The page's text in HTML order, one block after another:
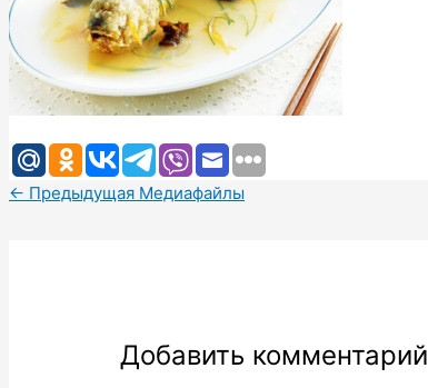
← Предыдущая Медиафайлы
Добавить комментарий